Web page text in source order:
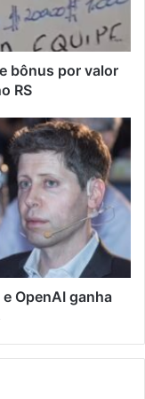
bônus por valor
RS
OpenAI ganha